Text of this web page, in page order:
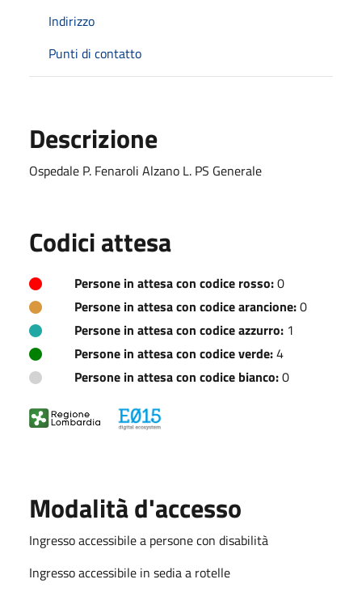
Indirizzo
Punti di contatto
Descrizione
Ospedale P. Fenaroli Alzano L. PS Generale
Codici attesa
Persone in attesa con codice rosso:0
Persone in attesa con codice arancione:0
Persone in attesa con codice azzurro: 1
Persone in attesa con codice verde:4
Persone in attesa con codice bianco:0
Modalità d'accesso
Ingresso accessibile a persone con disabilità
Ingresso accessibile in sedia a rotelle